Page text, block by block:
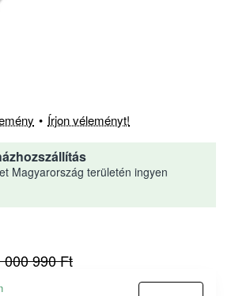
Magyarország területén ingyen
• Írjon véleményt!
000 990 Ft